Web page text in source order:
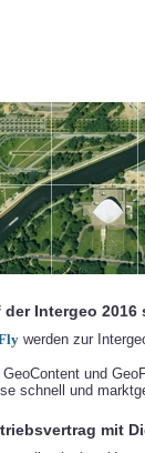
Intergeo
werden zur
und
schnell und
mit